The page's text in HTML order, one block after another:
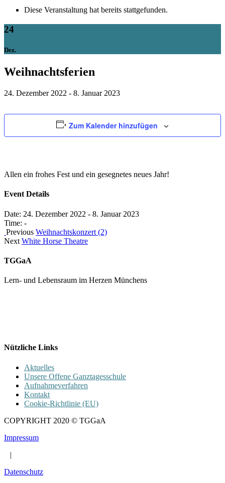
Diese Veranstaltung hat bereits stattgefunden.
24
Dez.
Weihnachtsferien
24. Dezember 2022 - 8. Januar 2023
Zum Kalender hinzufügen
Allen ein frohes Fest und ein gesegnetes neues Jahr!
Event Details
Date: 24. Dezember 2022 - 8. Januar 2023
Time: -
Previous Weihnachtskonzert (2)
Next White Horse Theatre
TGGaA
Lern- und Lebensraum im Herzen Münchens
Nützliche Links
Aktuelles
Unsere Offene Ganztagesschule
Aufnahmeverfahren
Kontakt
Cookie-Richtlinie (EU)
COPYRIGHT 2020 © TGGaA
Impressum
|
Datenschutz